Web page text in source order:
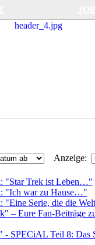
Anzeige:
"Star Trek ist Leben…"
"Ich war zu Hause…"
"Eine Serie, die die
– Eure Fan-Beiträge
- SPECiAL Teil 8: Das